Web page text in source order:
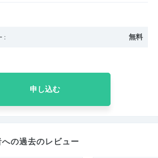
: 無料
申し込む
の過去のレビュー